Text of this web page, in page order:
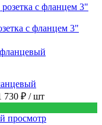
с фланцем 3"
730 ₽ / шт
просмотр